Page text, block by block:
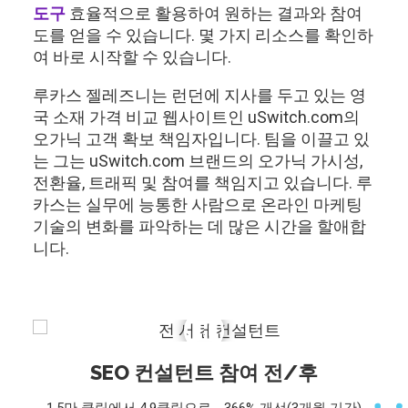
도구 효율적으로 활용하여 원하는 결과와 참여
도를 얻을 수 있습니다. 몇 가지 리소스를 확인하
여 바로 시작할 수 있습니다.
루카스 젤레즈니는 런던에 지사를 두고 있는 영
국 소재 가격 비교 웹사이트인 uSwitch.com의
오가닉 고객 확보 책임자입니다. 팀을 이끌고 있
는 그는 uSwitch.com 브랜드의 오가닉 가시성,
전환율, 트래픽 및 참여를 책임지고 있습니다. 루
카스는 실무에 능통한 사람으로 온라인 마케팅
기술의 변화를 파악하는 데 많은 시간을 할애합
니다.
SEO 컨설턴트 참여 전/후